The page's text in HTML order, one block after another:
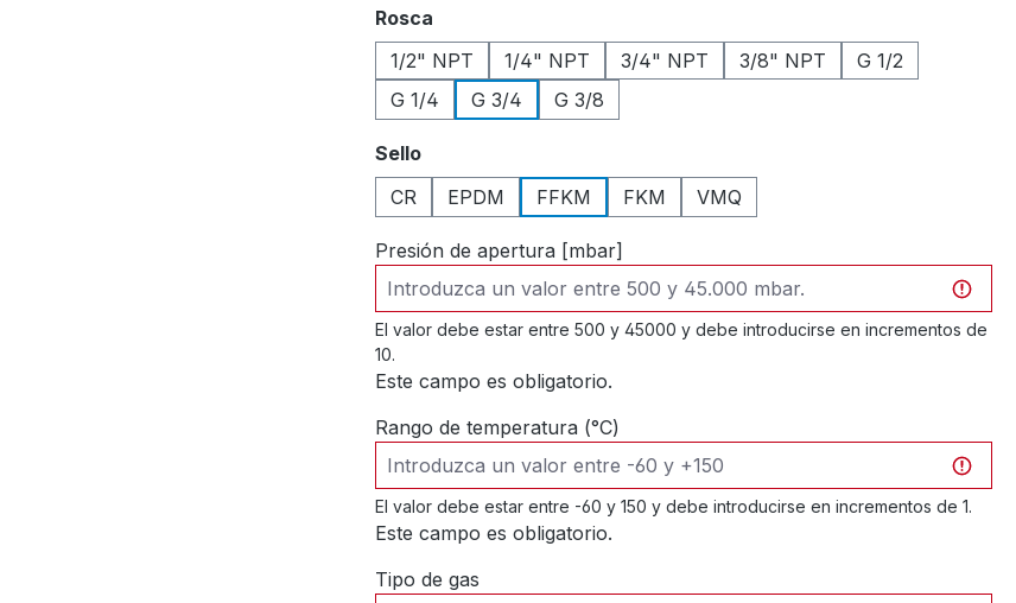
Seleccione
Rosca
1/2" NPT
1/4" NPT 3/4" NPT 3/8" NPT
G 1/2
G 1/4
G 3/4 G 3/8
Seleccione
Sello
CR
EPDM FFKM FKM VMQ
Presión de apertura [mbar]
El valor debe estar entre 500 y 45000 y debe introducirse en incrementos de
10.
Este campo es obligatorio.
Rango de temperatura (°C)
El valor debe estar entre -60 y 150 y debe introducirse en incrementos de 1.
Este campo es obligatorio.
Tipo de gas